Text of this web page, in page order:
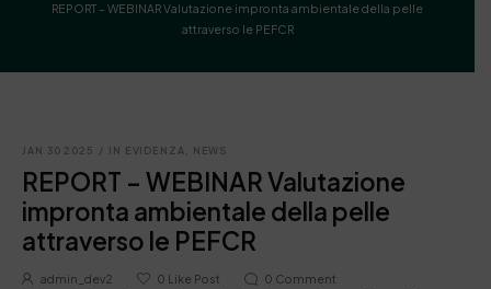
REPORT – WEBINAR Valutazione impronta ambientale della pelle
attraverso le PEFCR
JAN 30 2025 / IN EVIDENZA, NEWS
REPORT – WEBINAR Valutazione
impronta ambientale della pelle
attraverso le PEFCR
admin_dev2 0 Like Post 0 Comment